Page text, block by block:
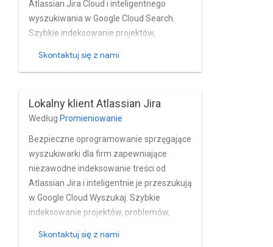
Atlassian Jira Cloud i inteligentnego
wyszukiwania w Google Cloud Search.
Szybkie indeksowanie projektów,
dzienniki pracy, historie problemów, linki i
obsługuje Atlassian Jira wbudowane w
Google Cloud funkcje zarządzania
użytkownikami i grupami.
Skontaktuj się z nami
Lokalny klient Atlassian Jira
Według Promieniowanie
Bezpieczne oprogramowanie sprzęgające
wyszukiwarki dla firm zapewniające
niezawodne indeksowanie treści od
Atlassian Jira i inteligentnie je przeszukują
w Google Cloud Wyszukaj. Szybkie
indeksowanie projektów, problemów,
historie problemów, linki i profile z
Skontaktuj się z nami